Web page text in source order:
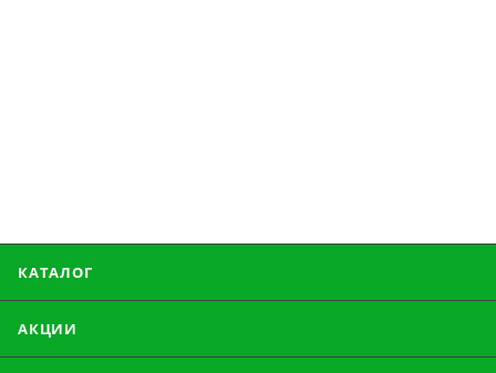
КАТАЛОГ
АКЦИИ